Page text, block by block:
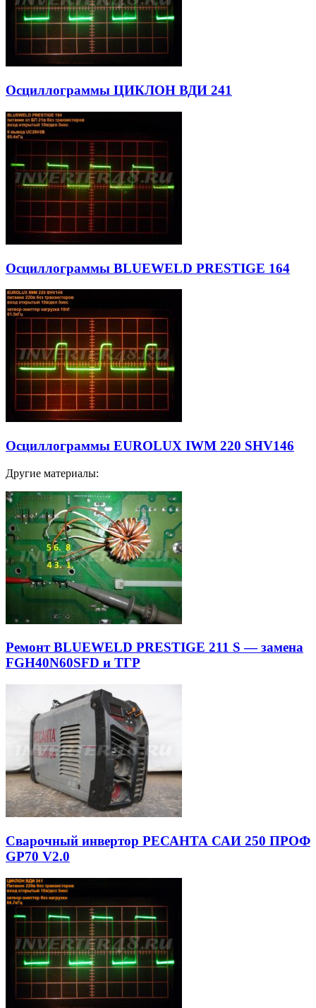
Осциллограммы ЦИКЛОН ВДИ 241
Осциллограммы BLUEWELD PRESTIGE 164
Осциллограммы EUROLUX IWM 220 SHV146
Другие материалы:
Ремонт BLUEWELD PRESTIGE 211 S — замена
FGH40N60SFD и ТГР
Сварочный инвертор РЕСАНТА САИ 250 ПРОФ
GP70 V2.0